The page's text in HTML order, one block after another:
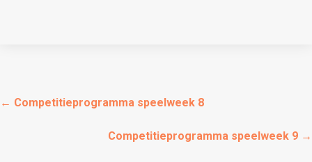
← Competitieprogramma speelweek 8
Competitieprogramma speelweek 9 →